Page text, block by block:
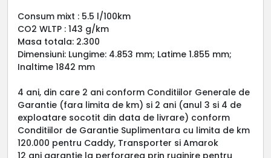
Consum mixt : 5.5 l/100km
CO2 WLTP : 143 g/km
Masa totala: 2.300
Dimensiuni: Lungime: 4.853 mm; Latime 1.855 mm;
Inaltime 1842 mm
4 ani, din care 2 ani conform Conditiilor Generale de
Garantie (fara limita de km) si 2 ani (anul 3 si 4 de
exploatare socotit din data de livrare) conform
Conditiilor de Garantie Suplimentara cu limita de km
120.000 pentru Caddy, Transporter si Amarok
12 ani garantie la perforarea prin ruginire pentru